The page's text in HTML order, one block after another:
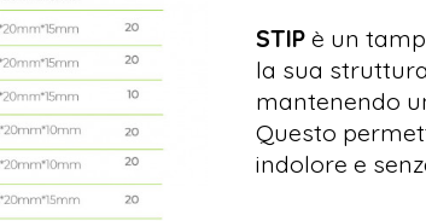
STIP è un
la sua
mantenendo
Questo
indolore e